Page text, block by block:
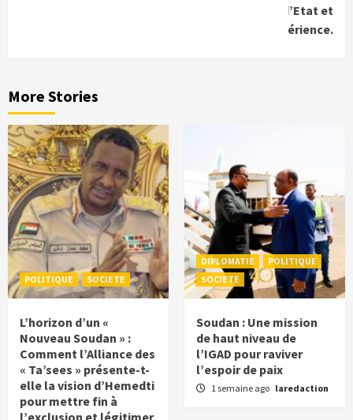
d’Etat et
d’expérience.
More Stories
POLITIQUE SOCIETE
L’horizon d’un «
Nouveau Soudan » :
Comment l’Alliance des
« Ta’sees » présente-t-
elle la vision d’Hemedti
pour mettre fin à
l’exclusion et légitimer
DIPLOMATIE
POLITIQUE
SOCIETE
Soudan : Une mission
de haut niveau de
l’IGAD pour raviver
l’espoir de paix
1 semaine ago laredaction